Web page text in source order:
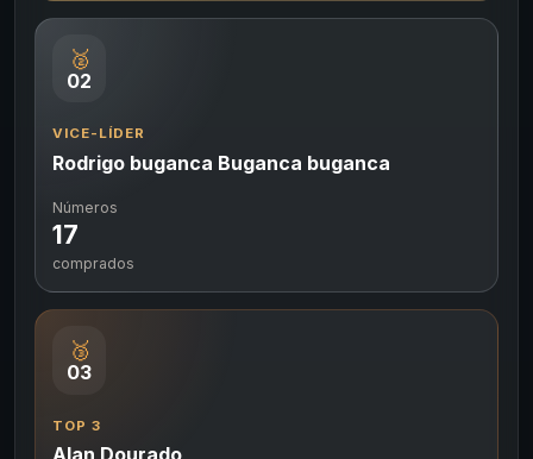
🥈
02
VICE-LÍDER
Rodrigo buganca Buganca buganca
Números
17
comprados
🥉
03
TOP 3